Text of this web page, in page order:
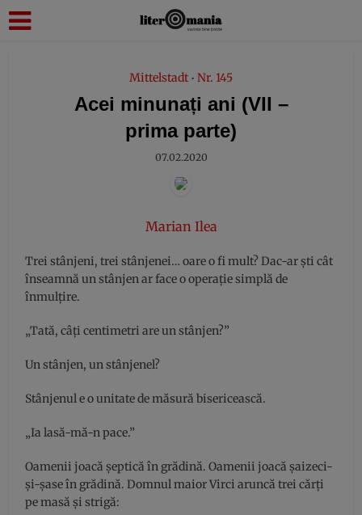
Mittelstadt • Nr. 145
Acei minunați ani (VII –
prima parte)
07.02.2020
Marian Ilea
Trei stânjeni, trei stânjenei… oare o fi mult? Dac-ar şti cât
înseamnă un stânjen ar face o operaţie simplă de
înmulţire.
„Tată, câţi centimetri are un stânjen?”
Un stânjen, un stânjenel?
Stânjenul e o unitate de măsură bisericească.
„Ia lasă-mă-n pace.”
Oamenii joacă şeptică în grădină. Oamenii joacă şaizeci-
şi-şase în grădină. Domnul maior Virci aruncă trei cărţi
pe masă şi strigă:
modal-check